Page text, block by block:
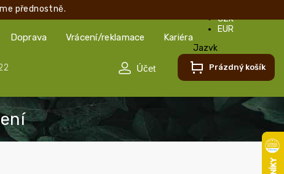
přednostně.
Doprava Vrácení/reklamace Kariéra
CZK
EUR
Jazyk
Čeština
Prázdný košík